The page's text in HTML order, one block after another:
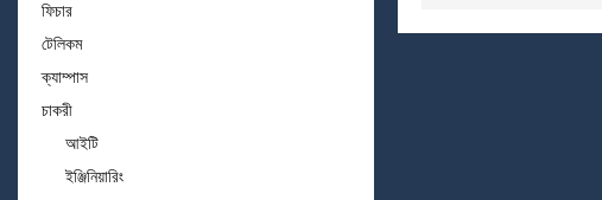
ফিচার
টেলিকম
ক্যাম্পাস
চাকরী
আইটি
ইঞ্জিনিয়ারিং